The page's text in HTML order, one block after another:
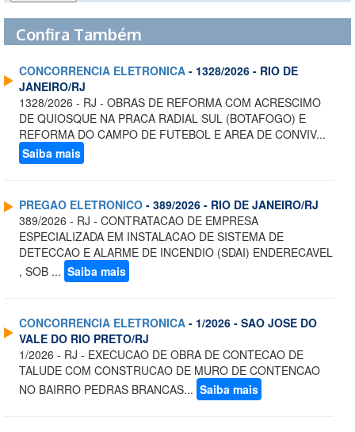
Confira Também
CONCORRENCIA ELETRONICA - 1328/2026 - RIO DE
JANEIRO/RJ
1328/2026 - RJ - OBRAS DE REFORMA COM ACRESCIMO
DE QUIOSQUE NA PRACA RADIAL SUL (BOTAFOGO) E
REFORMA DO CAMPO DE FUTEBOL E AREA DE CONVIV...
Saiba mais
PREGAO ELETRONICO - 389/2026 - RIO DE JANEIRO/RJ
389/2026 - RJ - CONTRATACAO DE EMPRESA
ESPECIALIZADA EM INSTALACAO DE SISTEMA DE
DETECCAO E ALARME DE INCENDIO (SDAI) ENDERECAVEL
, SOB ... Saiba mais
CONCORRENCIA ELETRONICA - 1/2026 - SAO JOSE DO
VALE DO RIO PRETO/RJ
1/2026 - RJ - EXECUCAO DE OBRA DE CONTECAO DE
TALUDE COM CONSTRUCAO DE MURO DE CONTENCAO
NO BAIRRO PEDRAS BRANCAS... Saiba mais